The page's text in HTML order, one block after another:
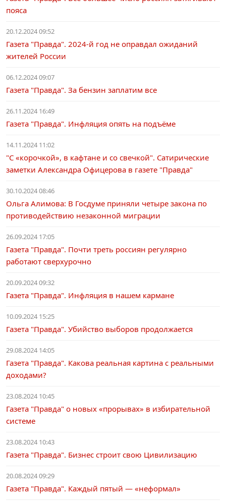
пояса
20.12.2024 09:52
Газета "Правда". 2024-й год не оправдал ожиданий
жителей России
06.12.2024 09:07
Газета "Правда". За бензин заплатим все
26.11.2024 16:49
Газета "Правда". Инфляция опять на подъёме
14.11.2024 11:02
"С «корочкой», в кафтане и со свечкой". Сатирические
заметки Александра Офицерова в газете "Правда"
30.10.2024 08:46
Ольга Алимова: В Госдуме приняли четыре закона по
противодействию незаконной миграции
26.09.2024 17:05
Газета "Правда". Почти треть россиян регулярно
работают сверхурочно
20.09.2024 09:32
Газета "Правда". Инфляция в нашем кармане
10.09.2024 15:25
Газета "Правда". Убийство выборов продолжается
29.08.2024 14:05
Газета "Правда". Какова реальная картина с реальными
доходами?
23.08.2024 10:45
Газета "Правда" о новых «прорывах» в избирательной
системе
23.08.2024 10:43
Газета "Правда". Бизнес строит свою Цивилизацию
20.08.2024 09:29
Газета "Правда". Каждый пятый — «неформал»